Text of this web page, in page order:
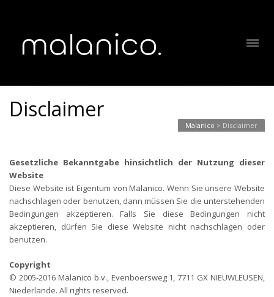
Disclaimer
Malanico > Disclaimer
Gesetzliche Bekanntgabe hinsichtlich der Nutzung dieser
Website
Diese Website ist Eigentum von Malanico. Wenn Sie unsere Website
nachschlagen oder benutzen, dann müssen Sie die unterstehenden
Bedingungen akzeptieren. Falls Sie diese Bedingungen nicht
akzeptieren, dürfen Sie diese Website nicht nachschlagen oder
benutzen.
Copyright
© 2005-2016 Malanico b.v., Evenboersweg 1, 7711 GX NIEUWLEUSEN,
Niederlande. All rights reserved.